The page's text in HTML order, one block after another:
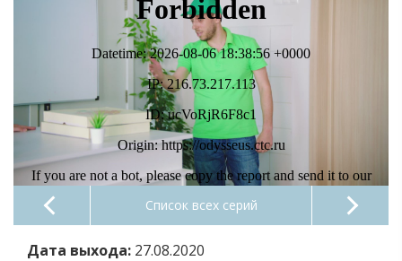
Список всех серий
Дата выхода: 27.08.2020